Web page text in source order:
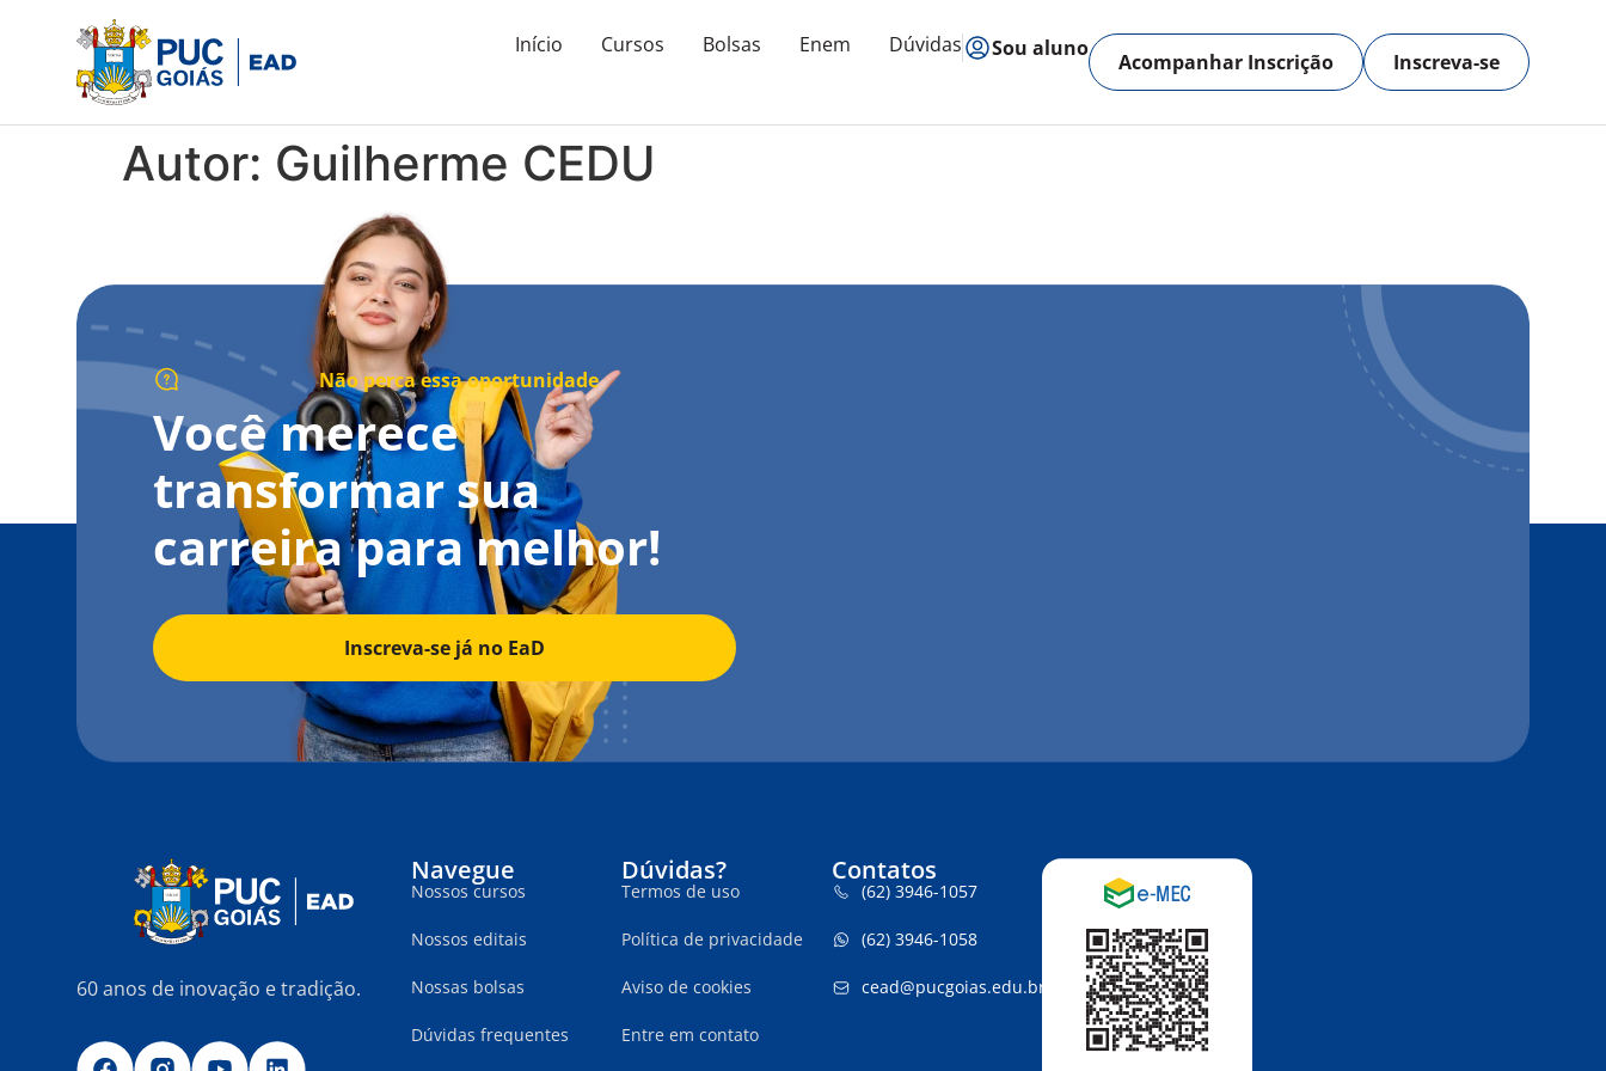
Início Cursos Bolsas Enem Dúvidas Sou aluno
Acompanhar Inscrição Inscreva-se
Autor: Guilherme CEDU
Não perca essa oportunidade
Você merece
transformar sua
carreira para melhor!
Inscreva-se já no EaD
60 anos de inovação e tradição.
Navegue
Nossos cursos
Nossos editais
Nossas bolsas
Dúvidas frequentes
Dúvidas?
Termos de uso
Política de privacidade
Aviso de cookies
Entre em contato
Contatos
(62) 3946-1057
(62) 3946-1058
cead@pucgoias.edu.br